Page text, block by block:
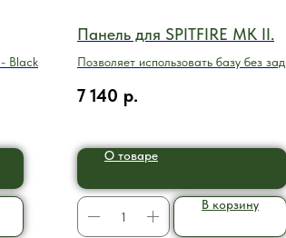
Black
Панель для SPITFIRE MK II.
Позволяет использовать базу без
7 140 р.
О товаре
В корзину